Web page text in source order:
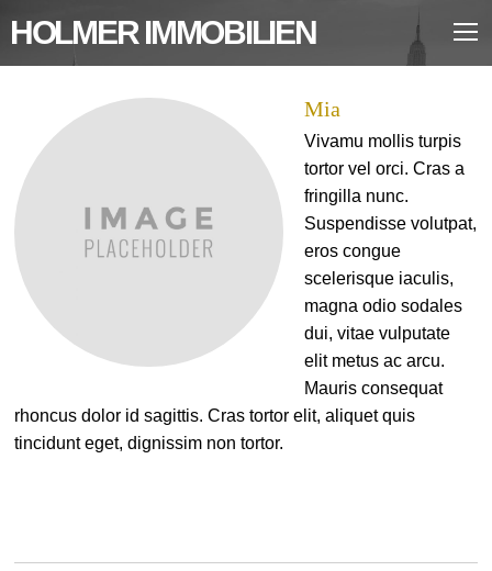
HOLMER IMMOBILIEN
Mia
Vivamu mollis turpis
tortor vel orci. Cras a
fringilla nunc.
Suspendisse volutpat,
eros congue
scelerisque iaculis,
magna odio sodales
dui, vitae vulputate
elit metus ac arcu.
Mauris consequat
rhoncus dolor id sagittis. Cras tortor elit, aliquet quis
tincidunt eget, dignissim non tortor.